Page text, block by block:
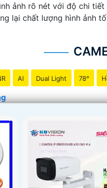
ảnh rõ nét với độ chi
lại chất lượng hình ảnh
AI Dual Light 78°